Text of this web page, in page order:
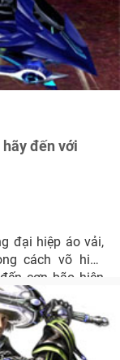
đến với
đại hiệp áo vải,
cách võ hiệp
cơn bão hiện
of Action.